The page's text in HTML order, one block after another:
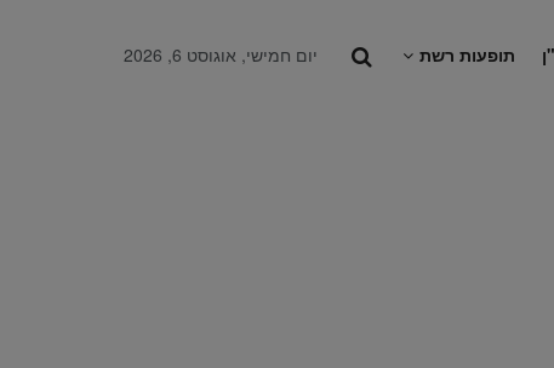
תופעות רשת יום חמישי, אוגוסט 6, 2026